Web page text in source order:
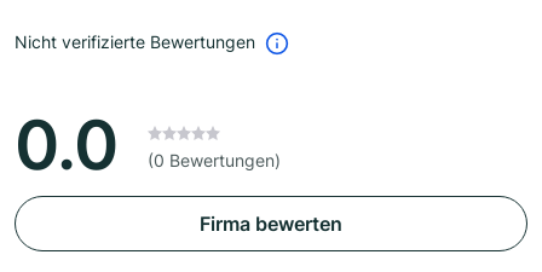
Nicht verifizierte Bewertungen
0.0 (0 Bewertungen)
Firma bewerten